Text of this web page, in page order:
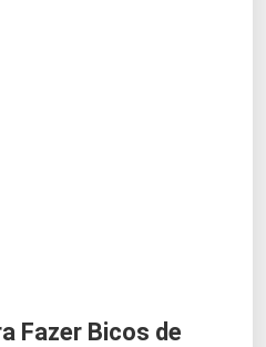
Fazer Bicos de